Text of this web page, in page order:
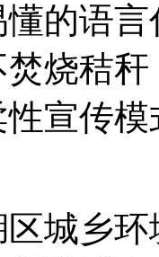
的语
烧秸
宣传
城乡